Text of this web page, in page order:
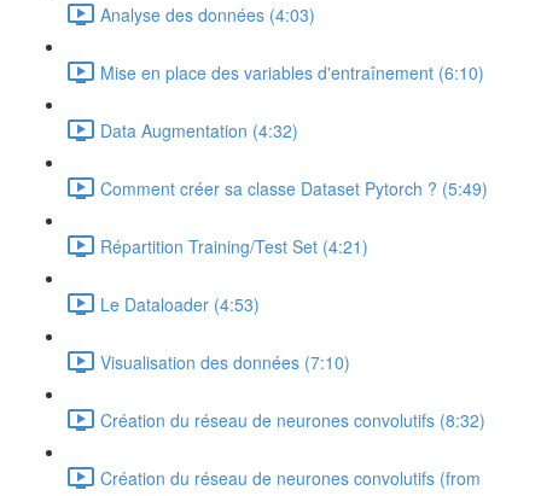
Analyse des données (4:03)
Mise en place des variables d'entraînement (6:10)
Data Augmentation (4:32)
Comment créer sa classe Dataset Pytorch ? (5:49)
Répartition Training/Test Set (4:21)
Le Dataloader (4:53)
Visualisation des données (7:10)
Création du réseau de neurones convolutifs (8:32)
Création du réseau de neurones convolutifs (from